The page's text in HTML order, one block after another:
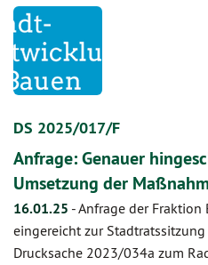
DS 2025/017/F
Anfrage: Genauer
Umsetzung der
16.01.25 -Anfrage der Fraktion
eingereicht zur
Drucksache 2023/034a zum